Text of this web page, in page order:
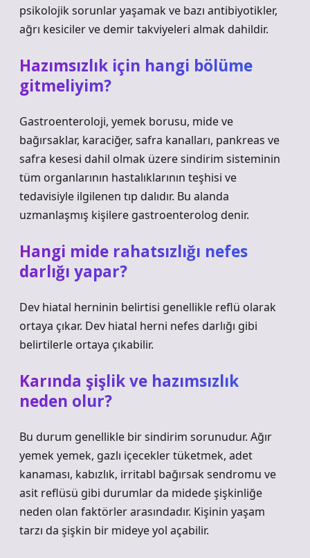
psikolojik sorunlar yaşamak ve bazı antibiyotikler,
ağrı kesiciler ve demir takviyeleri almak dahildir.
Hazımsızlık için hangi bölüme
gitmeliyim?
Gastroenteroloji, yemek borusu, mide ve
bağırsaklar, karaciğer, safra kanalları, pankreas ve
safra kesesi dahil olmak üzere sindirim sisteminin
tüm organlarının hastalıklarının teşhisi ve
tedavisiyle ilgilenen tıp dalıdır. Bu alanda
uzmanlaşmış kişilere gastroenterolog denir.
Hangi mide rahatsızlığı nefes
darlığı yapar?
Dev hiatal herninin belirtisi genellikle reflü olarak
ortaya çıkar. Dev hiatal herni nefes darlığı gibi
belirtilerle ortaya çıkabilir.
Karında şişlik ve hazımsızlık
neden olur?
Bu durum genellikle bir sindirim sorunudur. Ağır
yemek yemek, gazlı içecekler tüketmek, adet
kanaması, kabızlık, irritabl bağırsak sendromu ve
asit reflüsü gibi durumlar da midede şişkinliğe
neden olan faktörler arasındadır. Kişinin yaşam
tarzı da şişkin bir mideye yol açabilir.